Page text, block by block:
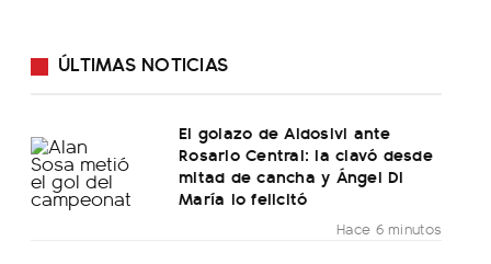
ÚLTIMAS NOTICIAS
El golazo de Aldosivi ante
Rosario Central: la clavó desde
mitad de cancha y Ángel Di
María lo felicitó
Hace 6 minutos